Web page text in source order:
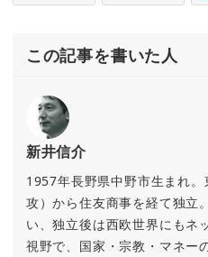
この記事を書いた人
新井信介
1957年長野県中野市生まれ
攻）から住友商事を経て独立
い、独立後は西欧世界にもネ
視野で、国家・宗教・マネー